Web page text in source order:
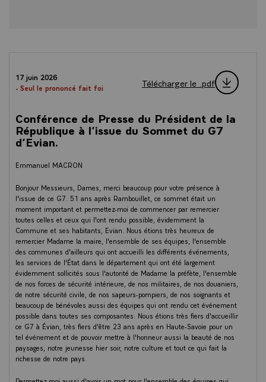
17 juin 2026
- Seul le prononcé fait foi
Télécharger le .pdf
Conférence de Presse du Président de la
République à l’issue du Sommet du G7
d’Evian.
Emmanuel MACRON
Bonjour Messieurs, Dames, merci beaucoup pour votre présence à
l'issue de ce G7. 51 ans après Rambouillet, ce sommet était un
moment important et permettez-moi de commencer par remercier
toutes celles et ceux qui l'ont rendu possible, évidemment la
Commune et ses habitants, Evian. Nous étions très heureux de
remercier Madame la maire, l'ensemble de ses équipes, l'ensemble
des communes d'ailleurs qui ont accueilli les différents événements,
les services de l'État dans le département qui ont été largement
évidemment sollicités sous l'autorité de Madame la préfète, l'ensemble
de nos forces de sécurité intérieure, de nos militaires, de nos douaniers,
de notre sécurité civile, de nos sapeurs-pompiers, de nos soignants et
beaucoup de bénévoles aussi des équipes qui ont rendu cet événement
possible dans toutes ses composantes. Nous étions très fiers d'accueillir
ce G7 à Évian, très fiers d'être 23 ans après en Haute-Savoie pour un
tel événement et de pouvoir mettre à l'honneur aussi la beauté de nos
paysages, notre jeunesse hier soir, notre culture et tout ce qui fait la
richesse de notre pays.